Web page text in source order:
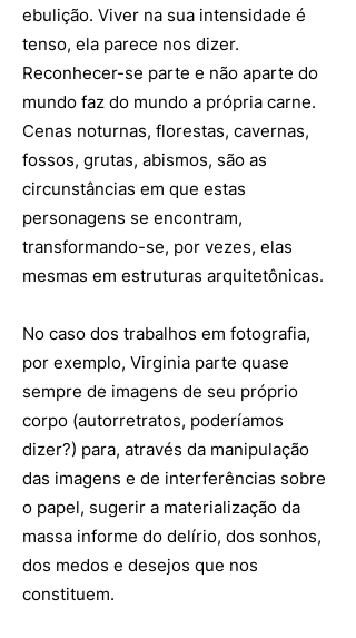
ebulição. Viver na sua intensidade é
tenso, ela parece nos dizer.
Reconhecer-se parte e não aparte do
mundo faz do mundo a própria carne.
Cenas noturnas, florestas, cavernas,
fossos, grutas, abismos, são as
circunstâncias em que estas
personagens se encontram,
transformando-se, por vezes, elas
mesmas em estruturas arquitetônicas.
No caso dos trabalhos em fotografia,
por exemplo, Virginia parte quase
sempre de imagens de seu próprio
corpo (autorretratos, poderíamos
dizer?) para, através da manipulação
das imagens e de interferências sobre
o papel, sugerir a materialização da
massa informe do delírio, dos sonhos,
dos medos e desejos que nos
constituem.​​